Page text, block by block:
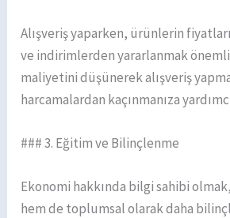
Alışveriş yaparken, ürünlerin
ve indirimlerden yararlanmak
maliyetini düşünerek alışveriş
harcamalardan kaçınmanıza
### 3. Eğitim ve Bilinçlenme
Ekonomi hakkında bilgi sahibi
hem de toplumsal olarak daha